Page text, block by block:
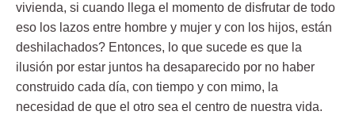
vivienda, si cuando llega el momento de disfrutar de todo
eso los lazos entre hombre y mujer y con los hijos, están
deshilachados? Entonces, lo que sucede es que la
ilusión por estar juntos ha desaparecido por no haber
construido cada día, con tiempo y con mimo, la
necesidad de que el otro sea el centro de nuestra vida.